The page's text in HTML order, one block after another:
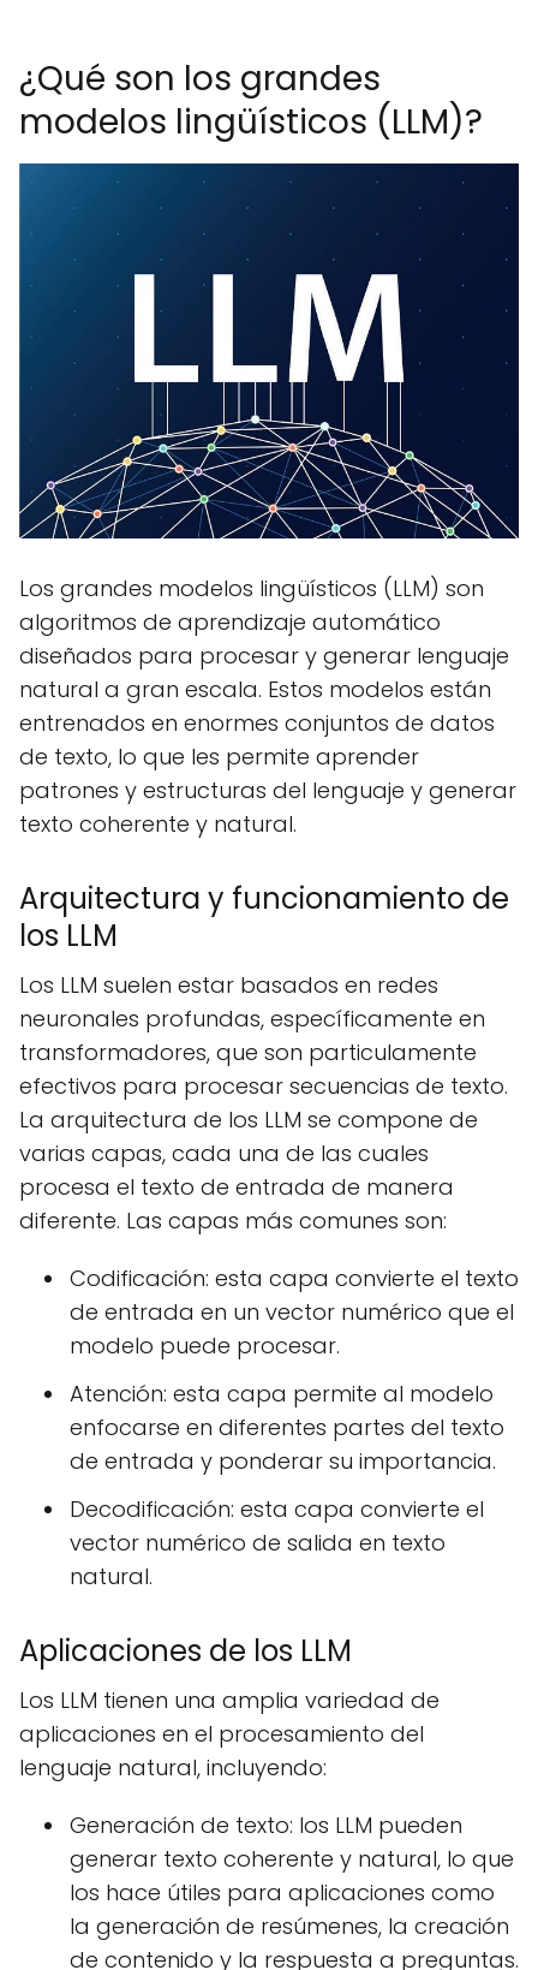
¿Qué son los grandes
modelos lingüísticos (LLM)?
Los grandes modelos lingüísticos (LLM) son
algoritmos de aprendizaje automático
diseñados para procesar y generar lenguaje
natural a gran escala. Estos modelos están
entrenados en enormes conjuntos de datos
de texto, lo que les permite aprender
patrones y estructuras del lenguaje y generar
texto coherente y natural.
Arquitectura y funcionamiento de
los LLM
Los LLM suelen estar basados en redes
neuronales profundas, específicamente en
transformadores, que son particulamente
efectivos para procesar secuencias de texto.
La arquitectura de los LLM se compone de
varias capas, cada una de las cuales
procesa el texto de entrada de manera
diferente. Las capas más comunes son:
Codificación: esta capa convierte el texto
de entrada en un vector numérico que el
modelo puede procesar.
Atención: esta capa permite al modelo
enfocarse en diferentes partes del texto
de entrada y ponderar su importancia.
Decodificación: esta capa convierte el
vector numérico de salida en texto
natural.
Aplicaciones de los LLM
Los LLM tienen una amplia variedad de
aplicaciones en el procesamiento del
lenguaje natural, incluyendo:
Generación de texto: los LLM pueden
generar texto coherente y natural, lo que
los hace útiles para aplicaciones como
la generación de resúmenes, la creación
de contenido y la respuesta a preguntas.